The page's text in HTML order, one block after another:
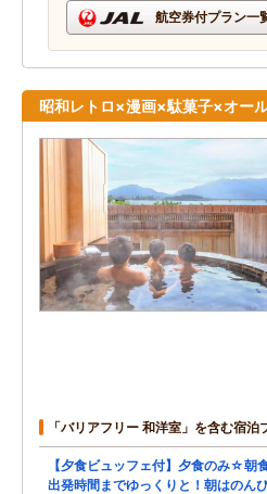
航空券付プラン一
昭和レトロ×漫画×駄菓子×オー
「バリアフリー 和洋室」を含む宿泊
【夕食ビュッフェ付】夕食のみ☆朝
出発時間までゆっくりと！朝はのん